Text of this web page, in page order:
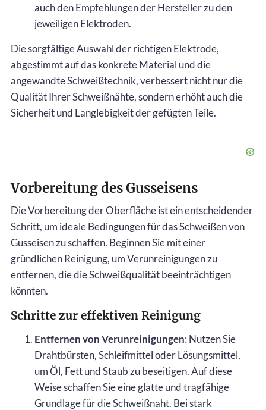
auch den Empfehlungen der Hersteller zu den
jeweiligen Elektroden.
Die sorgfältige Auswahl der richtigen Elektrode,
abgestimmt auf das konkrete Material und die
angewandte Schweißtechnik, verbessert nicht nur die
Qualität Ihrer Schweißnähte, sondern erhöht auch die
Sicherheit und Langlebigkeit der gefügten Teile.
Vorbereitung des Gusseisens
Die Vorbereitung der Oberfläche ist ein entscheidender
Schritt, um ideale Bedingungen für das Schweißen von
Gusseisen zu schaffen. Beginnen Sie mit einer
gründlichen Reinigung, um Verunreinigungen zu
entfernen, die die Schweißqualität beeinträchtigen
könnten.
Schritte zur effektiven Reinigung
Entfernen von Verunreinigungen: Nutzen Sie
Drahtbürsten, Schleifmittel oder Lösungsmittel,
um Öl, Fett und Staub zu beseitigen. Auf diese
Weise schaffen Sie eine glatte und tragfähige
Grundlage für die Schweißnaht. Bei stark